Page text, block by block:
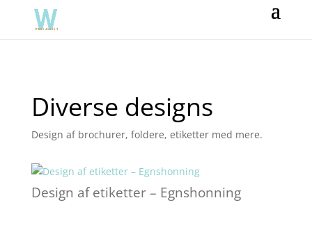
Diverse designs
Design af brochurer, foldere, etiketter med mere.
Design af etiketter – Egnshonning